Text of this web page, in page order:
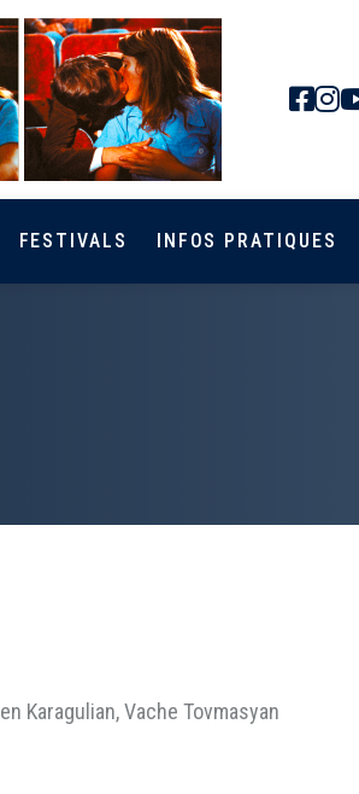
FESTIVALS INFOS PRATIQUES
Karagulian, Vache Tovmasyan